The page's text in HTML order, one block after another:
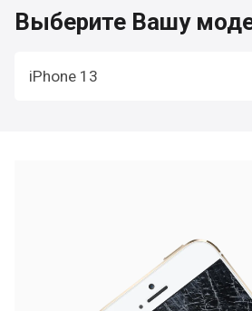
Выберите Вашу
iPhone 13